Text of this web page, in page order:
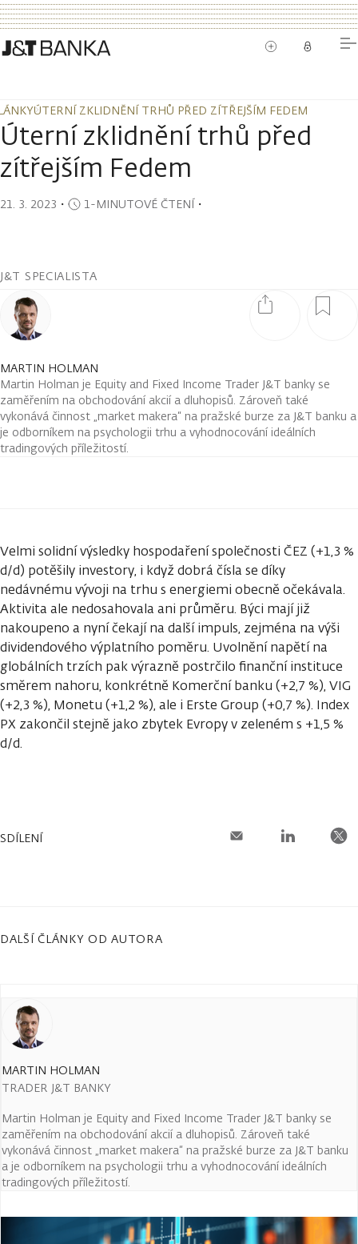
ÚTERNÍ ZKLIDNĚNÍ TRHŮ PŘED ZÍTŘEJŠÍM FEDEM
ÚTERNÍ ZKLIDNĚNÍ TRHŮ PŘED ZÍTŘEJŠÍM FEDEM
Úterní zklidnění trhů před
zítřejším Fedem
21. 3. 2023 ・ 1-MINUTOVÉ ČTENÍ・
J&T SPECIALISTA
MARTIN HOLMAN
Martin Holman je Equity and Fixed Income Trader J&T banky se
zaměřením na obchodování akcií a dluhopisů. Zároveň také
vykonává činnost „market makera“ na pražské burze za J&T banku a
je odborníkem na psychologii trhu a vyhodnocování ideálních
tradingových příležitostí.
Velmi solidní výsledky hospodaření společnosti ČEZ (+1,3 %
d/d) potěšily investory, i když dobrá čísla se díky
nedávnému vývoji na trhu s energiemi obecně očekávala.
Aktivita ale nedosahovala ani průměru. Býci mají již
nakoupeno a nyní čekají na další impuls, zejména na výši
dividendového výplatního poměru. Uvolnění napětí na
globálních trzích pak výrazně postrčilo finanční instituce
směrem nahoru, konkrétně Komerční banku (+2,7 %), VIG
(+2,3 %), Monetu (+1,2 %), ale i Erste Group (+0,7 %). Index
PX zakončil stejně jako zbytek Evropy v zeleném s +1,5 %
d/d.
SDÍLENÍ
DALŠÍ ČLÁNKY OD AUTORA
MARTIN HOLMAN
TRADER J&T BANKY
Martin Holman je Equity and Fixed Income Trader J&T banky se
zaměřením na obchodování akcií a dluhopisů. Zároveň také
vykonává činnost „market makera“ na pražské burze za J&T banku
a je odborníkem na psychologii trhu a vyhodnocování ideálních
tradingových příležitostí.